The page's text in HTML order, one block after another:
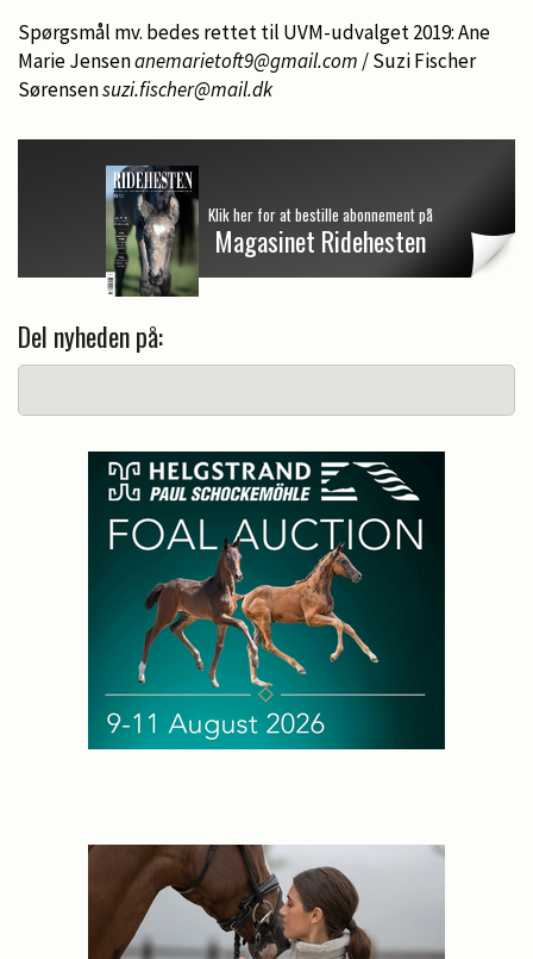
Spørgsmål mv. bedes rettet til UVM-udvalget 2019: Ane
Marie Jensenanemarietoft9@gmail.com / Suzi Fischer
Sørensensuzi.fischer@mail.dk
Klik her for at bestille abonnement på
Magasinet Ridehesten
Del nyheden på: